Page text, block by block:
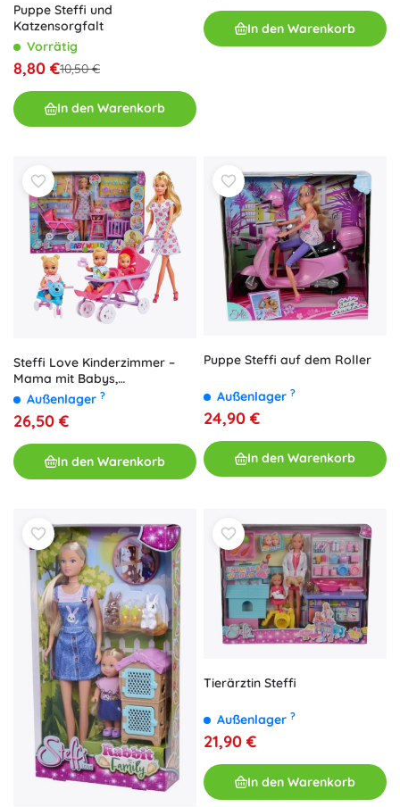
Puppe Steffi und
Katzensorgfalt
Vorrätig
8,80 €10,50 €
In den Warenkorb
In den Warenkorb
Steffi Love Kinderzimmer –
Mama mit Babys,
Kinderwagen und Zubehör
Außenlager ?
26,50 €
In den Warenkorb
Puppe Steffi auf dem Roller
Außenlager ?
24,90 €
In den Warenkorb
Tierärztin Steffi
Außenlager ?
21,90 €
In den Warenkorb